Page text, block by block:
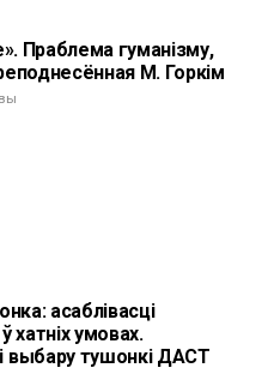
Праблема гуманізму,
М. Горкім
асаблівасці
хатніх умовах.
выбару тушонкі ДАСТ